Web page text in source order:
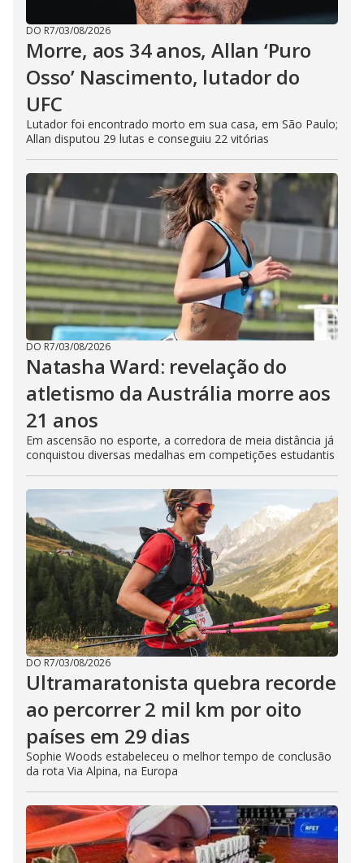
DO R7/03/08/2026
Morre, aos 34 anos, Allan ‘Puro
Osso’ Nascimento, lutador do
UFC
Lutador foi encontrado morto em sua casa, em São Paulo;
Allan disputou 29 lutas e conseguiu 22 vitórias
DO R7/03/08/2026
Natasha Ward: revelação do
atletismo da Austrália morre aos
21 anos
Em ascensão no esporte, a corredora de meia distância já
conquistou diversas medalhas em competições estudantis
DO R7/03/08/2026
Ultramaratonista quebra recorde
ao percorrer 2 mil km por oito
países em 29 dias
Sophie Woods estabeleceu o melhor tempo de conclusão
da rota Via Alpina, na Europa